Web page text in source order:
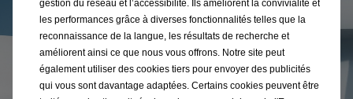
gestion du réseau et l’accessibilité. Ils améliorent la convivialité et
les performances grâce à diverses fonctionnalités telles que la
reconnaissance de la langue, les résultats de recherche et
améliorent ainsi ce que nous vous offrons. Notre site peut
également utiliser des cookies tiers pour envoyer des publicités
qui vous sont davantage adaptées. Certains cookies peuvent être